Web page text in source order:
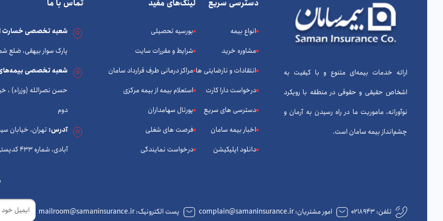
ارائه خدمات بیمه‌ای متنوع و با کیفیت به
اشخاص حقیقی و حقوقی در منطقه با رویکرد
نوآورانه، ماموریت ما در راه رسیدن به آرمان و
چشم‌انداز بیمه سامان است.
دسترسی سریع
انواع بیمه
مشاوره خرید
انتقادات و نارضایتی ها
درخواست دارا کارت
دسترسی های سریع
اخبار بیمه سامان
دانلود اپلیکیشن
لینک‌های مفید
بورسیه تحصیلی
شرایط و مقررات سایت
مراکز درمانی طرف قرارداد سامان
استعلام بیمه از بیمه مرکزی
پورتال سهامداران
فرصت های شغلی
درخواست نمایندگی
تماس با ما
شعبه تخصصی خسارت
پارک سوار بیهقی، ضلع
شعبه تخصصی
دوم
آدرس:تهران، خیابان
آبادی، شماره 433 کدپستی: 1434933574
تلفن:۰۲۱۸۹۴۳ امور مشتریان: complain@samaninsurance.ir پست الکترونیک: mailroom@samaninsurance.ir ایمیل